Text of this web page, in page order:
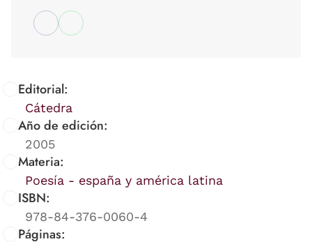
Editorial:
Cátedra
Año de edición:
2005
Materia:
Poesía - españa y américa latina
ISBN:
978-84-376-0060-4
Páginas: